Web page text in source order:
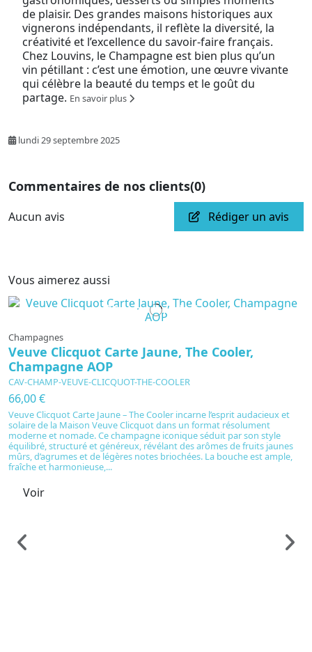
de plaisir. Des grandes maisons historiques aux
vignerons indépendants, il reflète la diversité, la
créativité et l’excellence du savoir-faire français.
Chez Louvins, le Champagne est bien plus qu’un
vin pétillant : c’est une émotion, une œuvre vivante
qui célèbre la beauté du temps et le goût du
partage. En savoir plus
lundi 29 septembre 2025
Commentaires de nos clients(0)
Aucun avis Rédiger un avis
Vous aimerez aussi
En cours de production
Champagnes
Veuve Clicquot Carte Jaune, The Cooler,
Champagne AOP
CAV-CHAMP-VEUVE-CLICQUOT-THE-COOLER
66,00 €
Veuve Clicquot Carte Jaune – The Cooler incarne l’esprit audacieux et
solaire de la Maison Veuve Clicquot dans un format résolument
moderne et nomade. Ce champagne iconique séduit par son style
équilibré, structuré et généreux, révélant des arômes de fruits jaunes
mûrs, d’agrumes et de légères notes briochées. La bouche est ample,
fraîche et harmonieuse,...
Voir